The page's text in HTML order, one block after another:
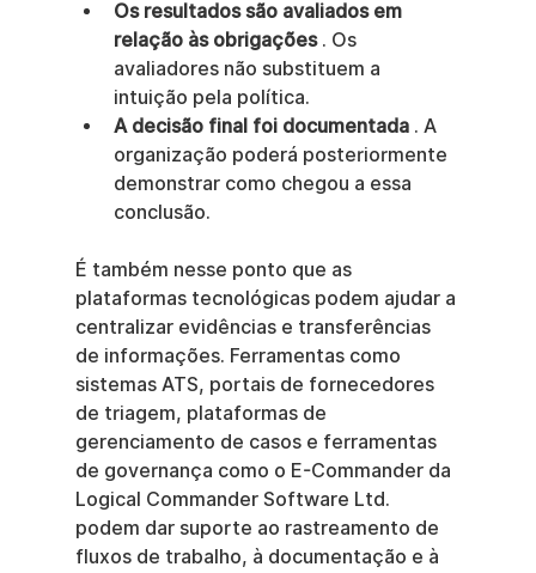
Os resultados são avaliados em
relação às obrigações . Os
avaliadores não substituem a
intuição pela política.
A decisão final foi documentada . A
organização poderá posteriormente
demonstrar como chegou a essa
conclusão.
É também nesse ponto que as
plataformas tecnológicas podem ajudar a
centralizar evidências e transferências
de informações. Ferramentas como
sistemas ATS, portais de fornecedores
de triagem, plataformas de
gerenciamento de casos e ferramentas
de governança como o E-Commander da
Logical Commander Software Ltd.
podem dar suporte ao rastreamento de
fluxos de trabalho, à documentação e à